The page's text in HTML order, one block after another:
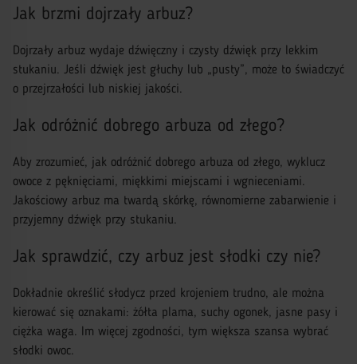
Jak brzmi dojrzały arbuz?
Dojrzały arbuz wydaje dźwięczny i czysty dźwięk przy lekkim
stukaniu. Jeśli dźwięk jest głuchy lub „pusty”, może to świadczyć
o przejrzałości lub niskiej jakości.
Jak odróżnić dobrego arbuza od złego?
Aby zrozumieć, jak odróżnić dobrego arbuza od złego, wyklucz
owoce z pęknięciami, miękkimi miejscami i wgnieceniami.
Jakościowy arbuz ma twardą skórkę, równomierne zabarwienie i
przyjemny dźwięk przy stukaniu.
Jak sprawdzić, czy arbuz jest słodki czy nie?
Dokładnie określić słodycz przed krojeniem trudno, ale można
kierować się oznakami: żółta plama, suchy ogonek, jasne pasy i
ciężka waga. Im więcej zgodności, tym większa szansa wybrać
słodki owoc.